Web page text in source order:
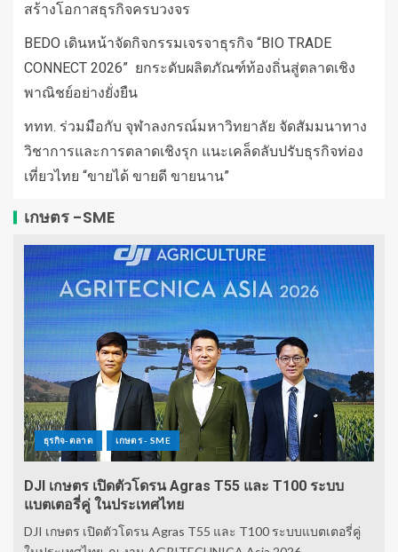
สร้างโอกาสธุรกิจครบวงจร
BEDO เดินหน้าจัดกิจกรรมเจรจาธุรกิจ “BIO TRADE
CONNECT 2026” ยกระดับผลิตภัณฑ์ท้องถิ่นสู่ตลาดเชิง
พาณิชย์อย่างยั่งยืน
ททท. ร่วมมือกับ จุฬาลงกรณ์มหาวิทยาลัย จัดสัมมนาทาง
วิชาการและการตลาดเชิงรุก แนะเคล็ดลับปรับธุรกิจท่อง
เที่ยวไทย “ขายได้ ขายดี ขายนาน”
เกษตร -SME
ธุรกิจ-ตลาด เกษตร - SME
DJI เกษตร เปิดตัวโดรน Agras T55 และ T100 ระบบ
แบตเตอรี่คู่ ในประเทศไทย
DJI เกษตร เปิดตัวโดรน Agras T55 และ T100 ระบบแบตเตอรี่คู่